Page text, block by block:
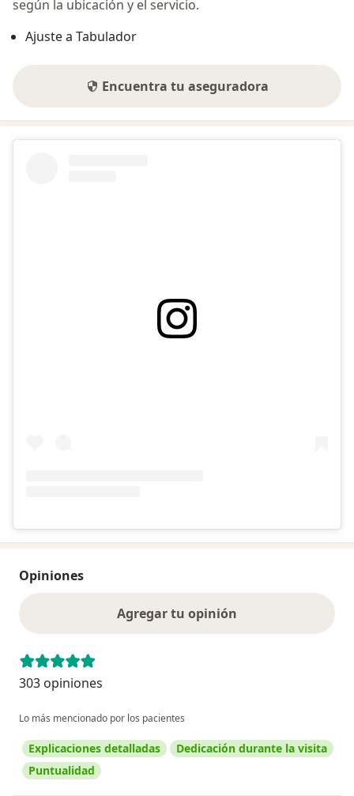
según la ubicación y el servicio.
Ajuste a Tabulador
Encuentra tu aseguradora
Opiniones
Agregar tu opinión
303 opiniones
Lo más mencionado por los pacientes
Explicaciones detalladas
Dedicación durante la visita
Puntualidad